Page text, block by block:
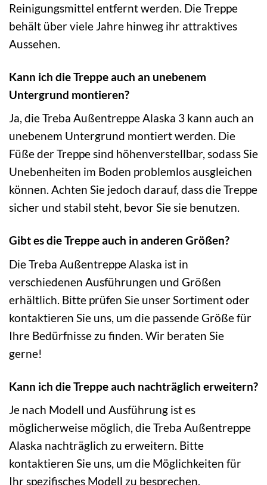
Reinigungsmittel entfernt werden. Die Treppe
behält über viele Jahre hinweg ihr attraktives
Aussehen.
Kann ich die Treppe auch an unebenem
Untergrund montieren?
Ja, die Treba Außentreppe Alaska 3 kann auch an
unebenem Untergrund montiert werden. Die
Füße der Treppe sind höhenverstellbar, sodass Sie
Unebenheiten im Boden problemlos ausgleichen
können. Achten Sie jedoch darauf, dass die Treppe
sicher und stabil steht, bevor Sie sie benutzen.
Gibt es die Treppe auch in anderen Größen?
Die Treba Außentreppe Alaska ist in
verschiedenen Ausführungen und Größen
erhältlich. Bitte prüfen Sie unser Sortiment oder
kontaktieren Sie uns, um die passende Größe für
Ihre Bedürfnisse zu finden. Wir beraten Sie
gerne!
Kann ich die Treppe auch nachträglich erweitern?
Je nach Modell und Ausführung ist es
möglicherweise möglich, die Treba Außentreppe
Alaska nachträglich zu erweitern. Bitte
kontaktieren Sie uns, um die Möglichkeiten für
Ihr spezifisches Modell zu besprechen.